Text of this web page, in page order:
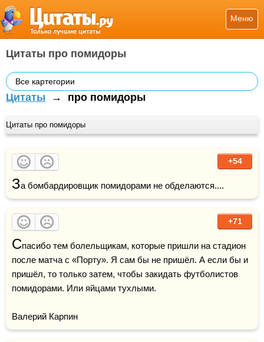
Меню
Цитаты про помидоры
Все картегории
Цитаты → про помидоры
Цитаты про помидоры
+54
За бомбардировщик помидорами не обделаются....
+71
Спасибо тем болельщикам, которые пришли на стадион
после матча с «Порту». Я сам бы не пришёл. А если бы и
пришёл, то только затем, чтобы закидать футболистов
помидорами. Или яйцами тухлыми.
Валерий Карпин